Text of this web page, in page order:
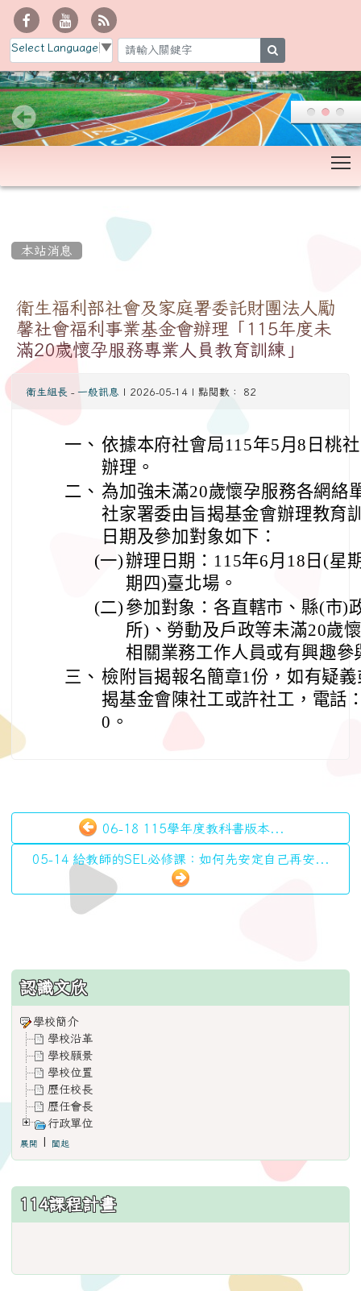
Select Language ▼
本站消息
衛生福利部社會及家庭署委託財團法人勵
馨社會福利事業基金會辦理「115年度未
滿20歲懷孕服務專業人員教育訓練」
衛生組長 - 一般訊息 | 2026-05-14 | 點閱數： 82
一、 依據本府社會局115年5月8日桃
辦理。
二、 為加強未滿20歲懷孕服務各網絡
社家署委由旨揭基金會辦理教育
日期及參加對象如下：
(一)辦理日期：115年6月18日(星
期四)臺北場。
(二) 參加對象：各直轄市、縣(市)
所)、勞動及戶政等未滿20歲
相關業務工作人員或有興趣參
三、 檢附旨揭報名簡章1份，如有疑
揭基金會陳社工或許社工，電話
0。
06-18 115學年度教科書版本...
05-14 給教師的SEL必修課：如何先安定自己再安...
:::
認識文欣
學校簡介
學校沿革
學校願景
學校位置
歷任校長
歷任會長
行政單位
展開 闔起
114課程計畫
https://